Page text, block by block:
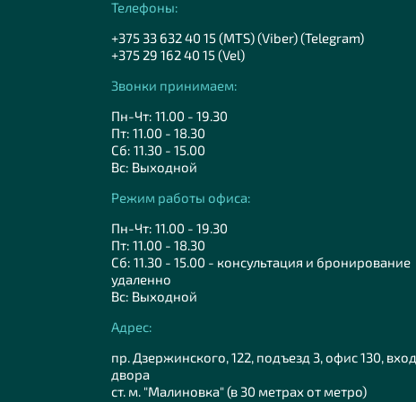
Телефоны:
+375 33 632 40 15 (MTS) (Viber) (Telegram)
+375 29 162 40 15 (Vel)
Звонки принимаем:
Пн-Чт: 11.00 - 19.30
Пт: 11.00 - 18.30
Сб: 11.30 - 15.00
Вс: Выходной
Режим работы офиса:
Пн-Чт: 11.00 - 19.30
Пт: 11.00 - 18.30
Сб: 11.30 - 15.00 - консультация и бронирование
удаленно
Вс: Выходной
Адрес:
пр. Дзержинского, 122, подъезд 3, офис 130,
двора
ст. м. "Малиновка" (в 30 метрах от метро)